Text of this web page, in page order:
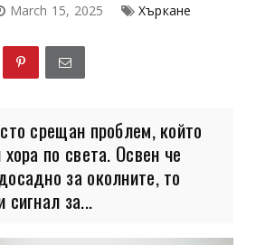
March 15, 2025 Хъркане
срещан проблем, който
по света. Освен че
за околните, то
за...